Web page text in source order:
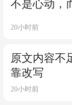
不是心动，
20小时前
原文内容不
靠改写
20小时前